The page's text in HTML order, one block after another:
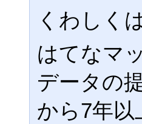
くわしくは
はてなマ
データの
から7年